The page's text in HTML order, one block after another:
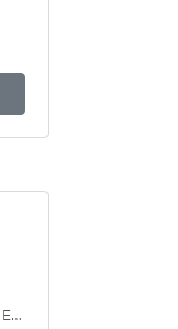
GLC 300 Coupe * Ensemble Haut de Gamme * Ensemble de Nuit